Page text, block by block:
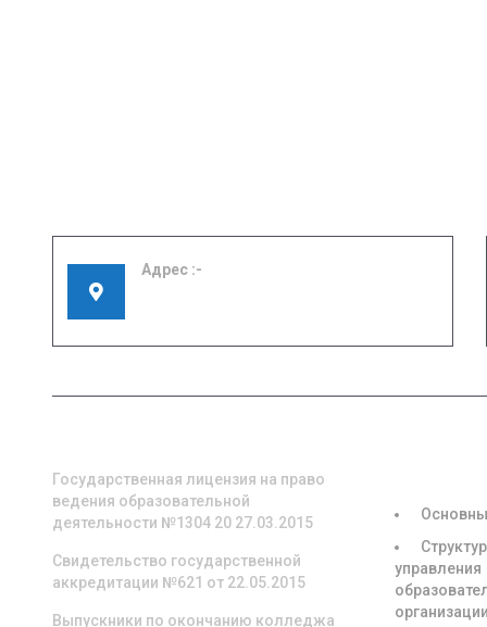
Адрес
Государственная лицензия на право
ведения образовательной
деятельности №1304 20 27.03.2015
Свидетельство государственной
аккредитации №621 от 22.05.2015
Выпускники по окончанию колледжа
управления